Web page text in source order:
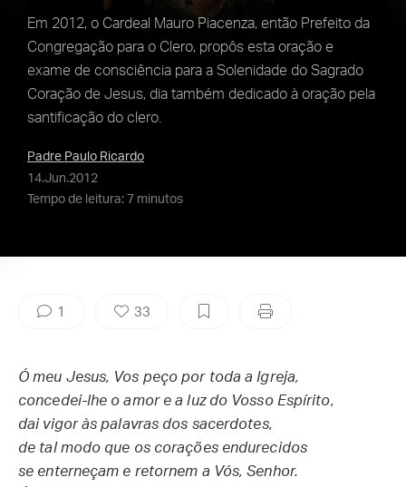
Em 2012, o Cardeal Mauro Piacenza, então Prefeito da
Congregação para o Clero, propôs esta oração e
exame de consciência para a Solenidade do Sagrado
Coração de Jesus, dia também dedicado à oração pela
santificação do clero.
Padre Paulo Ricardo
14.Jun.2012
Tempo de leitura: 7 minutos
1 33
Ó meu Jesus, Vos peço por toda a Igreja,
concedei-lhe o amor e a luz do Vosso Espírito,
dai vigor às palavras dos sacerdotes,
de tal modo que os corações endurecidos
se enterneçam e retornem a Vós, Senhor.